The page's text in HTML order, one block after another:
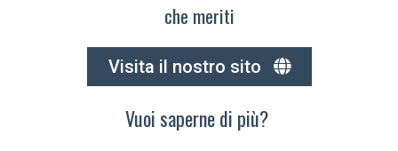
che meriti
Visita il nostro sito
Vuoi saperne di più?